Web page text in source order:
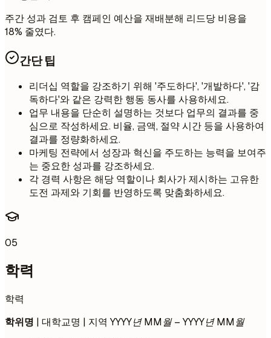
주간 성과 검토 후 캠페인 예산을 재배분해 리드당 비용을
18% 줄였다.
간단 팁
리더십 역할을 강조하기 위해 '주도하다', '개발하다', '감
독하다'와 같은 강력한 행동 동사를 사용하세요.
업무 내용을 단순히 설명하는 것보다 업무의 결과를 중
심으로 작성하세요. 비율, 금액, 절약 시간 등을 사용하여
결과를 정량화하세요.
마케팅 전략에서 성장과 혁신을 주도하는 능력을 보여주
는 중요한 성과를 강조하세요.
각 경력 사항은 해당 역할이나 회사가 제시하는 고유한
도전 과제와 기회를 반영하도록 맞춤화하세요.
05
학력
학력
학위명 | 대학교명 | 지역 YYYY년 MM월 – YYYY년 MM월